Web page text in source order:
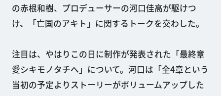
の赤根和樹、プロデューサーの河口佳高が駆けつ
け、「亡国のアキト」に関するトークを交わした。
注目は、やはりこの日に制作が発表された「最終章
愛シキモノタチへ」について。河口は「全4章という
当初の予定よりストーリーがボリュームアップした